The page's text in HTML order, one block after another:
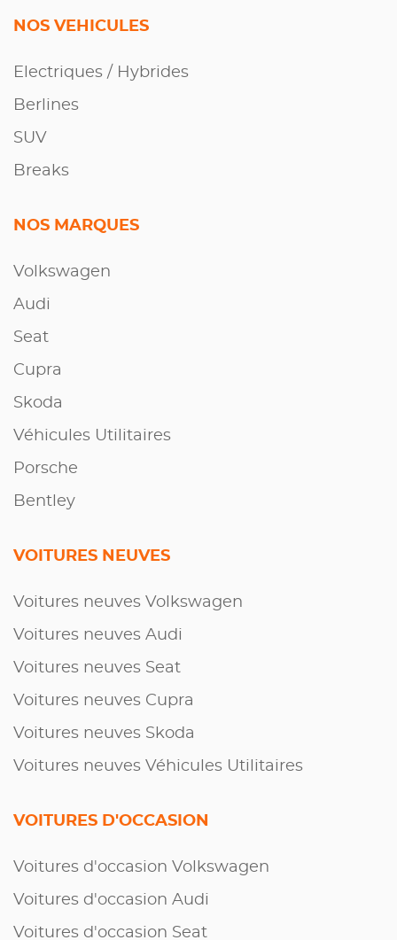
NOS VEHICULES
Electriques / Hybrides
Berlines
SUV
Breaks
NOS MARQUES
Volkswagen
Audi
Seat
Cupra
Skoda
Véhicules Utilitaires
Porsche
Bentley
VOITURES NEUVES
Voitures neuves Volkswagen
Voitures neuves Audi
Voitures neuves Seat
Voitures neuves Cupra
Voitures neuves Skoda
Voitures neuves Véhicules Utilitaires
VOITURES D'OCCASION
Voitures d'occasion Volkswagen
Voitures d'occasion Audi
Voitures d'occasion Seat